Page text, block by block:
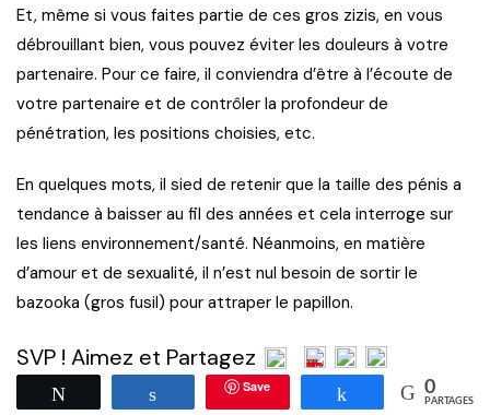
Et, même si vous faites partie de ces gros zizis, en vous
débrouillant bien, vous pouvez éviter les douleurs à votre
partenaire. Pour ce faire, il conviendra d’être à l’écoute de
votre partenaire et de contrôler la profondeur de
pénétration, les positions choisies, etc.
En quelques mots, il sied de retenir que la taille des pénis a
tendance à baisser au fil des années et cela interroge sur
les liens environnement/santé. Néanmoins, en matière
d’amour et de sexualité, il n’est nul besoin de sortir le
bazooka (gros fusil) pour attraper le papillon.
SVP ! Aimez et Partagez
Partagez Save Partagez 0
PARTAGES